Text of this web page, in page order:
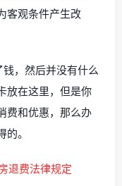
客观条件产生改
，然后并没有什么
放在这里，但是你
费和优惠，那么办
。